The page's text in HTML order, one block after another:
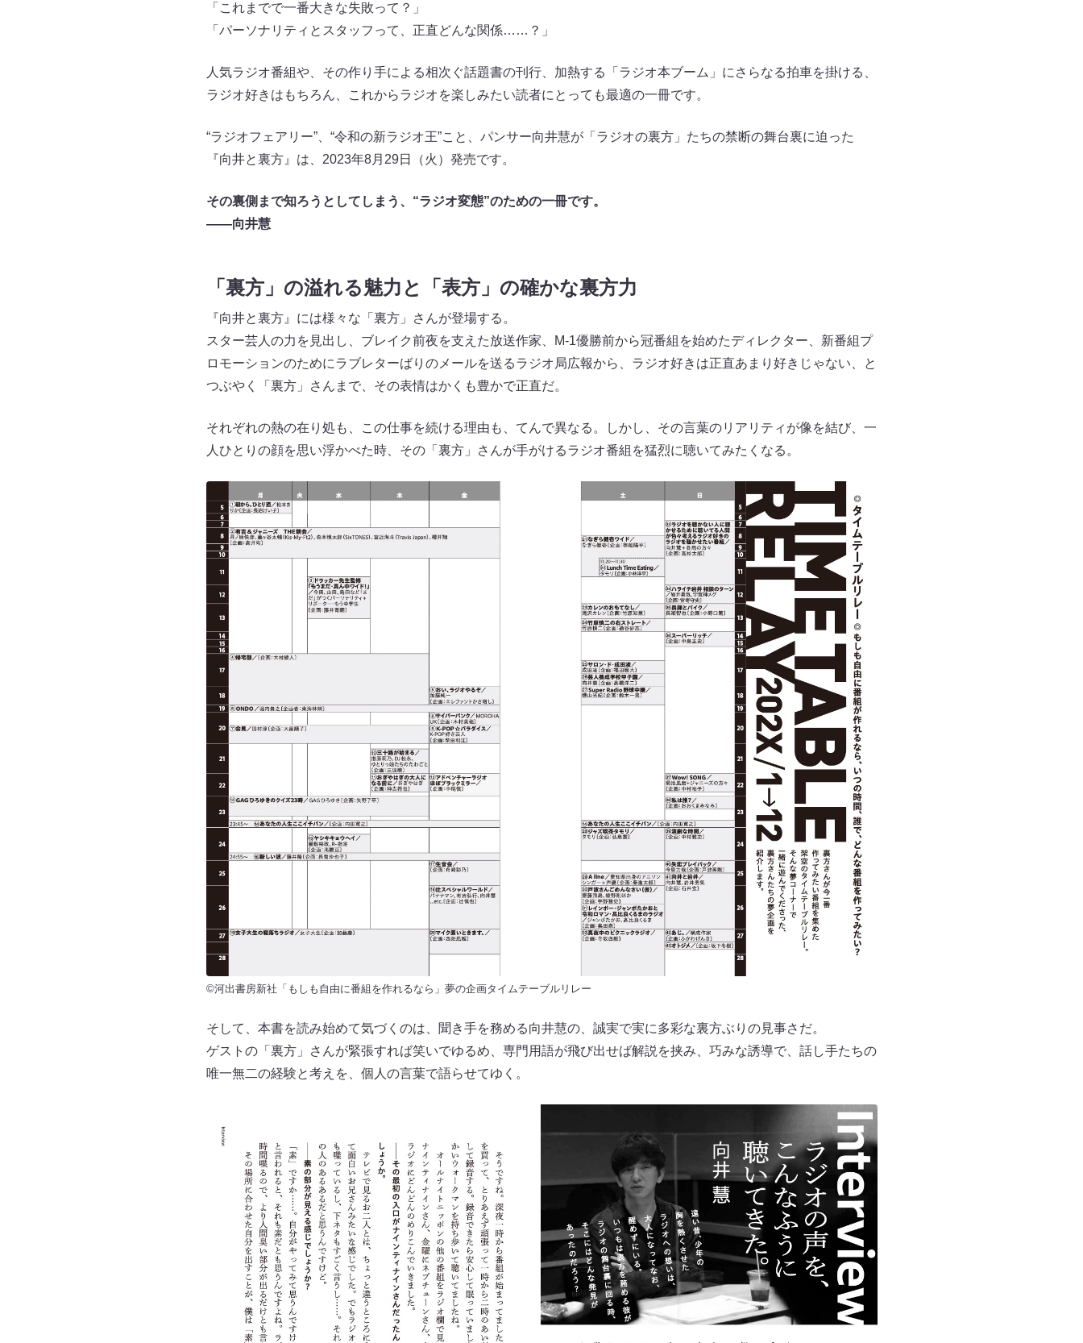
「これまでで一番大きな失敗って？」
「パーソナリティとスタッフって、正直どんな関係……？」
人気ラジオ番組や、その作り手による相次ぐ話題書の刊行、加熱する「ラジオ本ブーム」にさらなる拍車を掛ける、
ラジオ好きはもちろん、これからラジオを楽しみたい読者にとっても最適の一冊です。
“ラジオフェアリー”、“令和の新ラジオ王”こと、パンサー向井慧が「ラジオの裏方」たちの禁断の舞台裏に迫った
『向井と裏方』は、2023年8月29日（火）発売です。
その裏側まで知ろうとしてしまう、“ラジオ変態”のための一冊です。
――向井慧
「裏方」の溢れる魅力と「表方」の確かな裏方力
『向井と裏方』には様々な「裏方」さんが登場する。
スター芸人の力を見出し、ブレイク前夜を支えた放送作家、M-1優勝前から冠番組を始めたディレクター、新番組プ
ロモーションのためにラブレターばりのメールを送るラジオ局広報から、ラジオ好きは正直あまり好きじゃない、と
つぶやく「裏方」さんまで、その表情はかくも豊かで正直だ。
それぞれの熱の在り処も、この仕事を続ける理由も、てんで異なる。しかし、その言葉のリアリティが像を結び、一
人ひとりの顔を思い浮かべた時、その「裏方」さんが手がけるラジオ番組を猛烈に聴いてみたくなる。
©河出書房新社「もしも自由に番組を作れるなら」夢の企画タイムテーブルリレー
そして、本書を読み始めて気づくのは、聞き手を務める向井慧の、誠実で実に多彩な裏方ぶりの見事さだ。
ゲストの「裏方」さんが緊張すれば笑いでゆるめ、専門用語が飛び出せば解説を挟み、巧みな誘導で、話し手たちの
唯一無二の経験と考えを、個人の言葉で語らせてゆく。